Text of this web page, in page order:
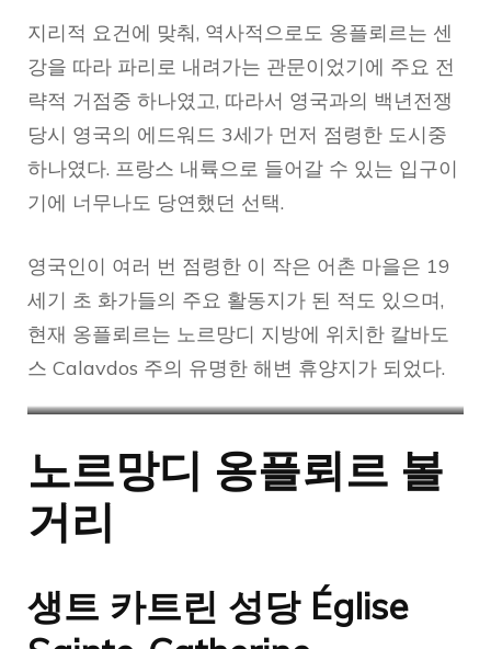
지리적 요건에 맞춰, 역사적으로도 옹플뢰르는 센
강을 따라 파리로 내려가는 관문이었기에 주요 전
략적 거점중 하나였고, 따라서 영국과의 백년전쟁
당시 영국의 에드워드 3세가 먼저 점령한 도시중
하나였다. 프랑스 내륙으로 들어갈 수 있는 입구이
기에 너무나도 당연했던 선택.
영국인이 여러 번 점령한 이 작은 어촌 마을은 19
세기 초 화가들의 주요 활동지가 된 적도 있으며,
현재 옹플뢰르는 노르망디 지방에 위치한 칼바도
스 Calavdos 주의 유명한 해변 휴양지가 되었다.
다
노르망디 옹플뢰르 볼
거리
생트 카트린 성당Église